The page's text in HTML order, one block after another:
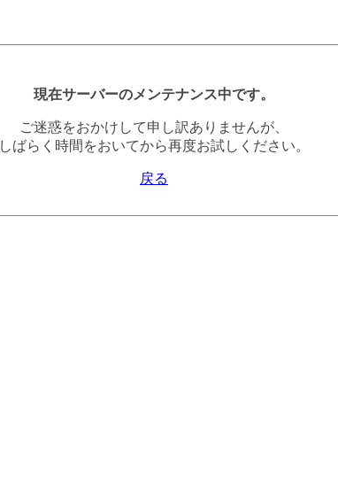
現在サーバーのメンテナンス中です。
ご迷惑をおかけして申し訳ありませんが、
しばらく時間をおいてから再度お試しください。
戻る